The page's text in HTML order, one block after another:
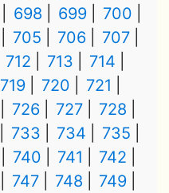
698 699
700
705 706
707
712 713
714
719 720
721
726 727
728
733 734
735
740 741
742
747 748
749